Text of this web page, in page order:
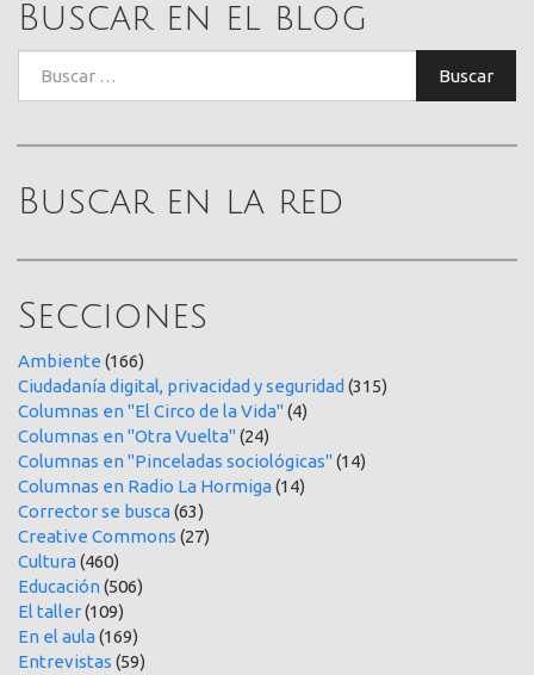
Buscar en el blog
Buscar
Buscar en la red
Secciones
Ambiente (166)
Ciudadanía digital, privacidad y seguridad (315)
Columnas en "El Circo de la Vida"(4)
Columnas en "Otra Vuelta"(24)
Columnas en "Pinceladas sociológicas"(14)
Columnas en Radio La Hormiga(14)
Corrector se busca(63)
Creative Commons (27)
Cultura(460)
Educación(506)
El taller(109)
En el aula(169)
Entrevistas (59)